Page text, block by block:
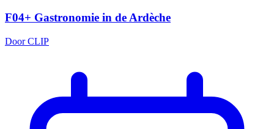
F04+ Gastronomie in de Ardèche
Door CLIP